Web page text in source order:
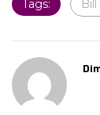
Tags: